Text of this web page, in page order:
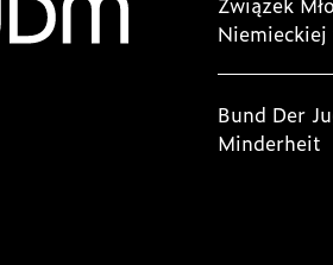
Bund Der
Minderheit